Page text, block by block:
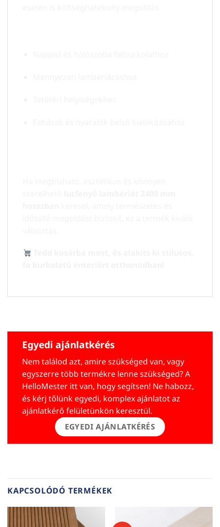
Egyedi ajánlatkérés
Nem találod azt, amire szükséged van, vagy
egyszerre több termékre lenne szükséged? A
HelloMester itt van, hogy segítsen! Ne habozz,
és kérj tőlünk egyedi, komplex ajánlatot az
ajánlatkérő felületünkön keresztül.
EGYEDI AJÁNLATKÉRÉS
KAPCSOLÓDÓ TERMÉKEK